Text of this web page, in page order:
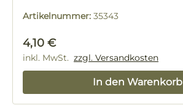
Artikelnummer: 35343
Regulärer Preis:
4,10 €
inkl. MwSt. zzgl. Versandkosten
In den Warenkorb